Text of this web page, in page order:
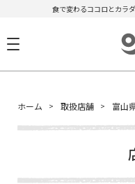
食で変わるココロとカラ
ホーム 取扱店舗 富山